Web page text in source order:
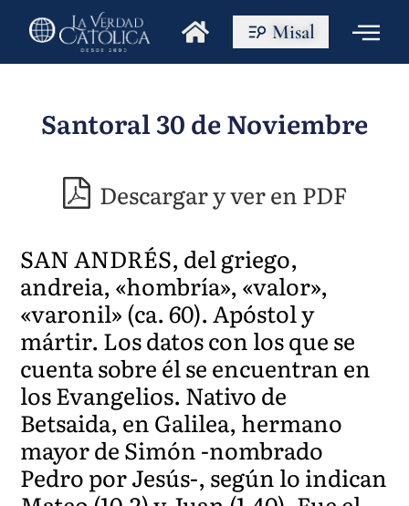
Misal
Santoral 30 de Noviembre
Descargar y ver en PDF
SAN ANDRÉS, del griego,
andreia, «hombría», «valor»,
«varonil» (ca. 60). Apóstol y
mártir. Los datos con los que se
cuenta sobre él se encuentran en
los Evangelios. Nativo de
Betsaida, en Galilea, hermano
mayor de Simón -nombrado
Pedro por Jesús-, según lo indican